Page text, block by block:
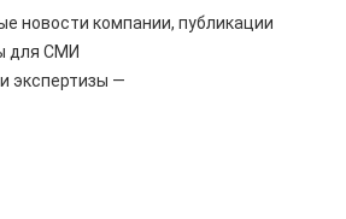
новости компании, публикации
для СМИ
экспертизы —